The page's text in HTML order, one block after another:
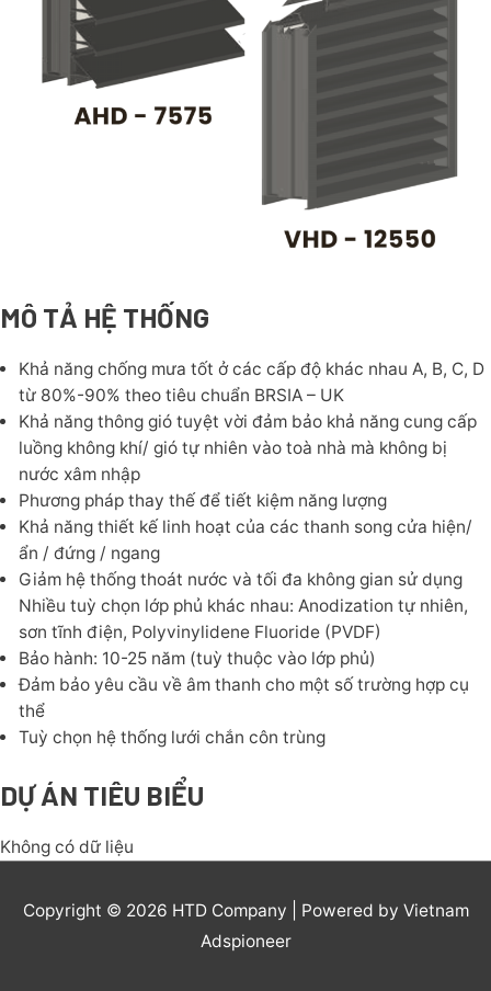
MÔ TẢ HỆ THỐNG
Khả năng chống mưa tốt ở các cấp độ khác nhau A, B, C, D
từ 80%-90% theo tiêu chuẩn BRSIA – UK
Khả năng thông gió tuyệt vời đảm bảo khả năng cung cấp
luồng không khí/ gió tự nhiên vào toà nhà mà không bị
nước xâm nhập
Phương pháp thay thế để tiết kiệm năng lượng
Khả năng thiết kế linh hoạt của các thanh song cửa hiện/
ẩn / đứng / ngang
Giảm hệ thống thoát nước và tối đa không gian sử dụng
Nhiều tuỳ chọn lớp phủ khác nhau: Anodization tự nhiên,
sơn tĩnh điện, Polyvinylidene Fluoride (PVDF)
Bảo hành: 10-25 năm (tuỳ thuộc vào lớp phủ)
Đảm bảo yêu cầu về âm thanh cho một số trường hợp cụ
thể
Tuỳ chọn hệ thống lưới chắn côn trùng
DỰ ÁN TIÊU BIỂU
Không có dữ liệu
Copyright © 2026 HTD Company | Powered by Vietnam
Adspioneer